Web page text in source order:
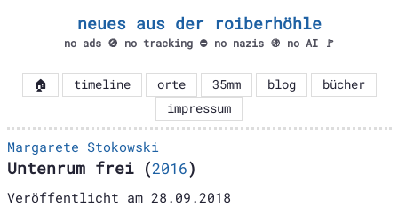
neues aus der roiberhöhle
no ads 🚫 no tracking ⛔ no nazis 🚯 no AI 🚩
🏠 timeline orte 35mm blog
bücher
impressum
Margarete Stokowski
Untenrum frei(2016)
Veröffentlicht am 28.09.2018